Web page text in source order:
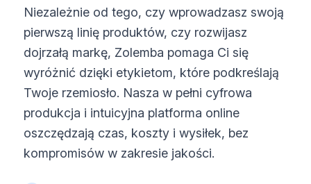
Niezależnie od tego, czy wprowadzasz swoją
pierwszą linię produktów, czy rozwijasz
dojrzałą markę, Zolemba pomaga Ci się
wyróżnić dzięki etykietom, które podkreślają
Twoje rzemiosło. Nasza w pełni cyfrowa
produkcja i intuicyjna platforma online
oszczędzają czas, koszty i wysiłek, bez
kompromisów w zakresie jakości.